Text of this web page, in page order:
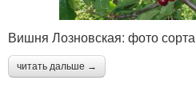
Вишня Лозновская: фото сорта
читать дальше →